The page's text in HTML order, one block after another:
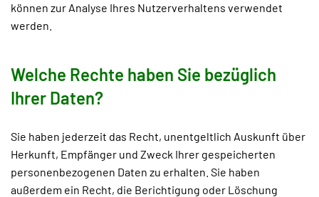
können zur Analyse Ihres Nutzerverhaltens verwendet
werden.
Welche Rechte haben Sie bezüglich
Ihrer Daten?
Sie haben jederzeit das Recht, unentgeltlich Auskunft über
Herkunft, Empfänger und Zweck Ihrer gespeicherten
personenbezogenen Daten zu erhalten. Sie haben
außerdem ein Recht, die Berichtigung oder Löschung